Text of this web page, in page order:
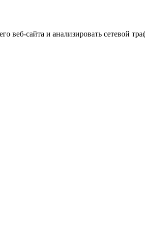
веб-сайта и анализировать сетевой